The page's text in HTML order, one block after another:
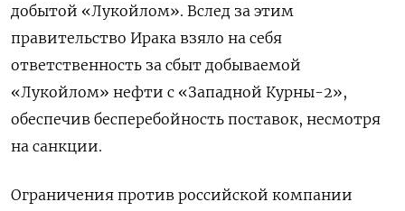
добытой «Лукойлом». Вслед за этим
правительство Ирака взяло на себя
ответственность за сбыт добываемой
«Лукойлом» нефти с «Западной Курны-2»,
обеспечив бесперебойность поставок, несмотря
на санкции.
Ограничения против российской компании